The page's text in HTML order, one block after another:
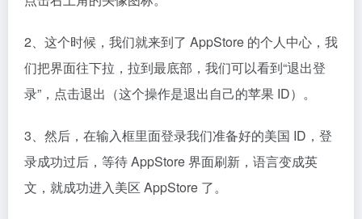
2、这个时候，我们就来到了 AppStore 的个人中心，我
们把界面往下拉，拉到最底部，我们可以看到“退出登
录”，点击退出（这个操作是退出自己的苹果 ID）。
3、然后，在输入框里面登录我们准备好的美国 ID，登
录成功过后，等待 AppStore 界面刷新，语言变成英
文，就成功进入美区 AppStore 了。